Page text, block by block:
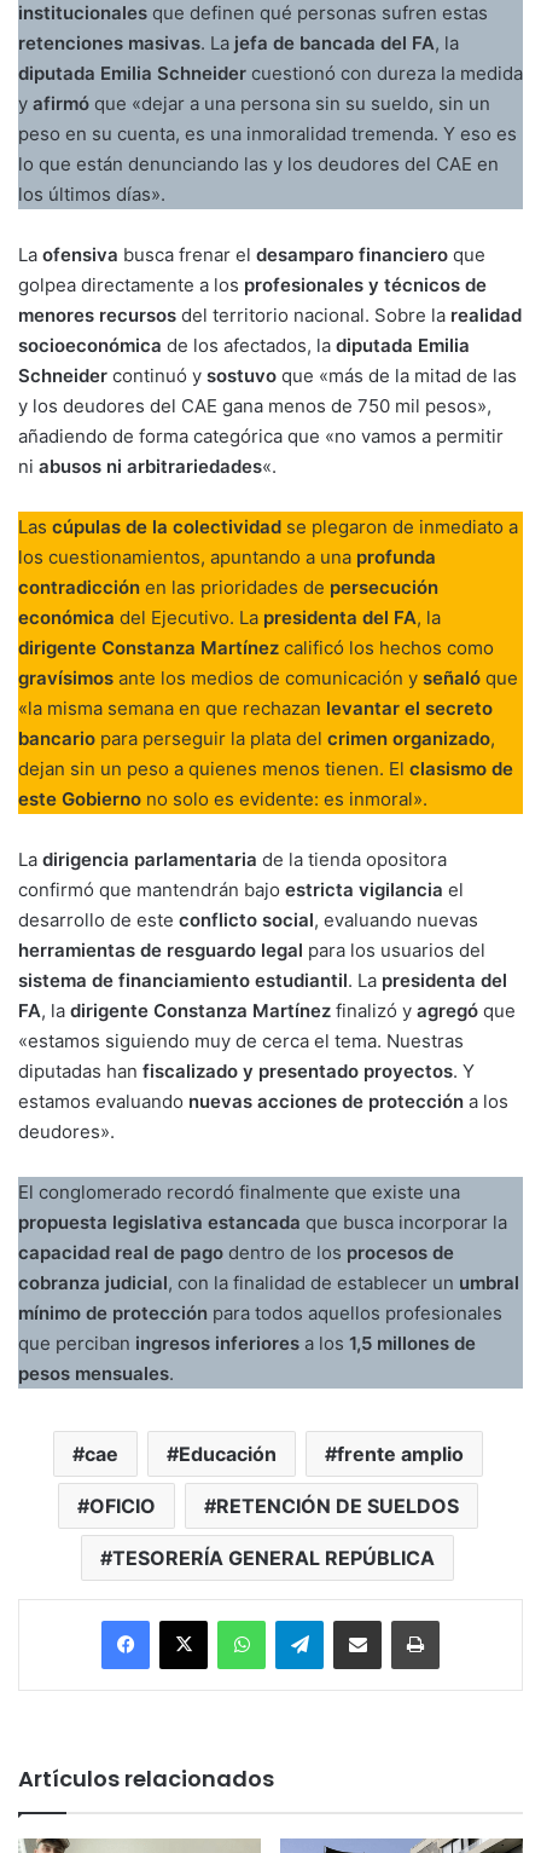
institucionales que definen qué personas sufren estas
retenciones masivas. La jefa de bancada del FA, la
diputada Emilia Schneider cuestionó con dureza la medida
y afirmó que «dejar a una persona sin su sueldo, sin un
peso en su cuenta, es una inmoralidad tremenda. Y eso es
lo que están denunciando las y los deudores del CAE en
los últimos días».
La ofensiva busca frenar el desamparo financiero que
golpea directamente a los profesionales y técnicos de
menores recursos del territorio nacional. Sobre la realidad
socioeconómica de los afectados, la diputada Emilia
Schneider continuó y sostuvo que «más de la mitad de las
y los deudores del CAE gana menos de 750 mil pesos»,
añadiendo de forma categórica que «no vamos a permitir
ni abusos ni arbitrariedades«.
Las cúpulas de la colectividad se plegaron de inmediato a
los cuestionamientos, apuntando a una profunda
contradicción en las prioridades de persecución
económica del Ejecutivo. La presidenta del FA, la
dirigente Constanza Martínez calificó los hechos como
gravísimos ante los medios de comunicación y señaló que
«la misma semana en que rechazan levantar el secreto
bancario para perseguir la plata del crimen organizado,
dejan sin un peso a quienes menos tienen. El clasismo de
este Gobierno no solo es evidente: es inmoral».
La dirigencia parlamentaria de la tienda opositora
confirmó que mantendrán bajo estricta vigilancia el
desarrollo de este conflicto social, evaluando nuevas
herramientas de resguardo legal para los usuarios del
sistema de financiamiento estudiantil. La presidenta del
FA, la dirigente Constanza Martínez finalizó y agregó que
«estamos siguiendo muy de cerca el tema. Nuestras
diputadas han fiscalizado y presentado proyectos. Y
estamos evaluando nuevas acciones de protección a los
deudores».
El conglomerado recordó finalmente que existe una
propuesta legislativa estancada que busca incorporar la
capacidad real de pago dentro de los procesos de
cobranza judicial, con la finalidad de establecer un umbral
mínimo de protección para todos aquellos profesionales
que perciban ingresos inferiores a los 1,5 millones de
pesos mensuales.
cae Educación frente amplio
OFICIO RETENCIÓN DE SUELDOS
TESORERÍA GENERAL REPÚBLICA
Facebook
X WhatsAppTelegramEnviar vía email Imprimir
Artículos relacionados